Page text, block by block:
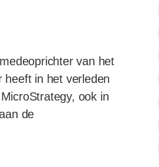
van het
heeft in het verleden
ook in
de